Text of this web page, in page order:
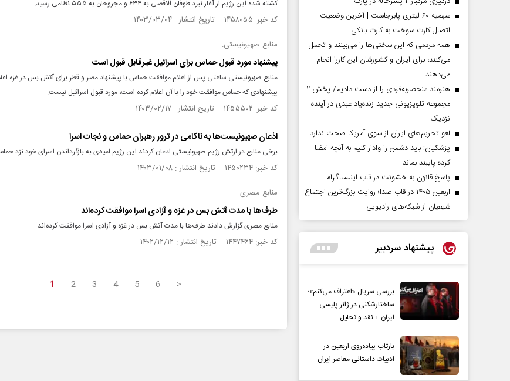
کشته شده این رژیم از آغاز نبرد طوفان الاقصی به ۶۳۴ و مجروحان به ۵۵۵ نظامی رسید.
کد خبر: ۱۴۵۸۰۵۵ تاریخ انتشار : ۱۴۰۳/۰۳/۰۴
منابع صهیونیستی:
پیشنهاد مورد قبول حماس برای اسرائیل غیرقابل قبول است
منابع صهیونیستی ساعتی پس از اعلام موافقت حماس با پیشنهاد مصر و قطر برای آتش‌ بس در غزه
پیشنهادی که حماس موافقت خود را با آن اعلام کرده است، مورد قبول اسرائیل نیست.
کد خبر: ۱۴۵۵۵۰۲ تاریخ انتشار : ۱۴۰۳/۰۲/۱۷
اذعان صهیونیست‌ها به ناکامی در ترور رهبران حماس و نجات اسرا
برخی منابع در ارتش رژیم صهیونیستی اذعان کردند این رژیم امیدی به بازگرداندن اسرای خود نزد
کد خبر: ۱۴۵۰۲۳۴ تاریخ انتشار : ۱۴۰۳/۰۱/۰۸
منابع مصری:
طرف‌ها با مدت آتش‌ بس در غزه و آزادی اسرا موافقت کرده‌اند
منابع مصری گزارش دادند طرف‌ها با مدت آتش‌ بس در غزه و آزادی اسرا موافقت کرده‌اند.
کد خبر: ۱۴۴۷۴۶۴ تاریخ انتشار : ۱۴۰۲/۱۲/۱۲
1 2 3 4 5 6 >
سهمیه ۶۰ لیتری پابرجاست | آخرین وضعیت
اتصال کارت سوخت به کارت بانکی
همه مردمی که این سختی‌ها را می‌بینند و تحمل
می‌کنند، برای ایران و کشورشان این کاررا انجام
می‌دهند
هنرمند منحصر‌به‌فردی را از دست دادیم/ پخش ۲
مجموعه تلویزیونی جدید زنده‌یاد عبدی در آینده
نزدیک
لغو تحریم‌های ایران از سوی آمریکا صحت ندارد
پزشکیان: باید دشمن را وادار کنیم به آنچه امضا
کرده پایبند بماند
پاسخ قانون به خشونت در قاب اینستاگرام
اربعین ۱۴۰۵ در قاب صدا؛ روایت بزرگ‌ترین اجتماع
شیعیان از شبکه‌های رادیویی
پیشنهاد سردبیر
بررسی سریال «اعتراف می‌کنم»؛
ساختارشکنی در ژانر پلیسی
ایران + نقد و تحلیل
بازتاب پیاده‌روی اربعین در
ادبیات داستانی معاصر ایران